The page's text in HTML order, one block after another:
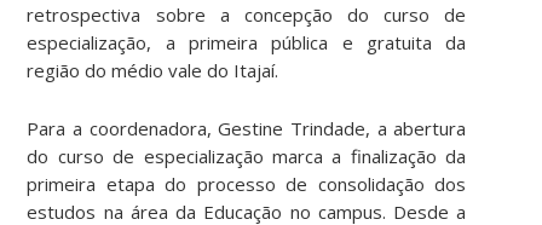
retrospectiva sobre a concepção do curso de
especialização, a primeira pública e gratuita da
região do médio vale do Itajaí.
Para a coordenadora, Gestine Trindade, a abertura
do curso de especialização marca a finalização da
primeira etapa do processo de consolidação dos
estudos na área da Educação no campus. Desde a